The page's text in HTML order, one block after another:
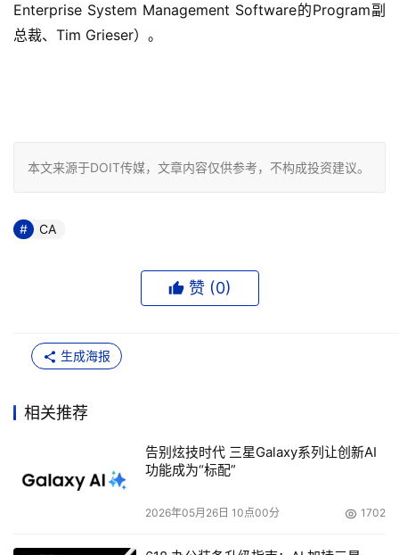
Enterprise System Management Software的Program副
总裁、Tim Grieser）。
本文来源于DOIT传媒，文章内容仅供参考，不构成投资建议。
CA
赞 (0)
生成海报
相关推荐
告别炫技时代 三星Galaxy系列让创新AI
功能成为“标配”
2026年05月26日 10点00分 1702